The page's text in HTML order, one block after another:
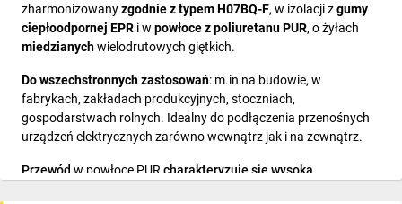
zharmonizowanyzgodnie z typem H07BQ-F, w izolacji zgumy
ciepłoodpornej EPR i w powłoce z poliuretanu PUR, o żyłach
miedzianychwielodrutowych giętkich.
Do wszechstronnych zastosowań: m.in na budowie, w
fabrykach, zakładach produkcyjnych, stoczniach,
gospodarstwach rolnych. Idealny do podłączenia przenośnych
urządzeń elektrycznych zarówno wewnątrz jak i na zewnątrz.
Przewód w powłoce PUR charakteryzuje się wysoką